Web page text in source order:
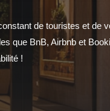
de touristes et de
que BnB, Airbnb et
!